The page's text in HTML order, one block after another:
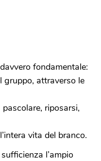
fondamentale:
gruppo, attraverso le
riposarsi,
vita del branco.
l’ampio